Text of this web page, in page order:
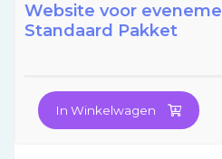
Website voor
Standaard Pakket
In Winkelwagen